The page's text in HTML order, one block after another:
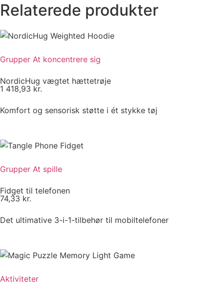
Relaterede produkter
Grupper At koncentrere sig
NordicHug vægtet hættetrøje
1 418,93 kr.
Komfort og sensorisk støtte i ét stykke tøj
Grupper At spille
Fidget til telefonen
74,33 kr.
Det ultimative 3-i-1-tilbehør til mobiltelefoner
Aktiviteter